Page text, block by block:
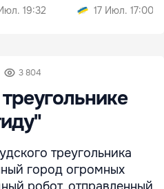
19:32
17 Июл. 17:00
3 804
треугольника
город огромных